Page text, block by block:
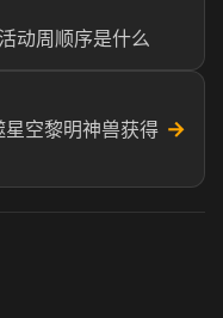
动周顺序是什么
空黎明神兽获得 →